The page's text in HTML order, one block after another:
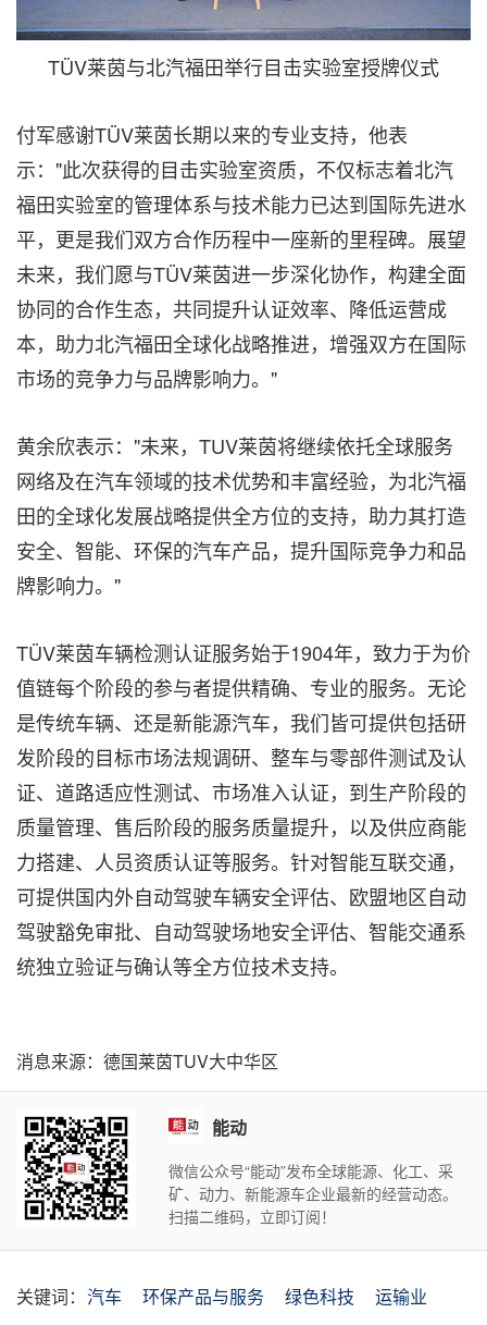
TÜV莱茵与北汽福田举行目击实验室授牌仪式
付军感谢TÜV莱茵长期以来的专业支持，他表
示："此次获得的目击实验室资质，不仅标志着北汽
福田实验室的管理体系与技术能力已达到国际先进水
平，更是我们双方合作历程中一座新的里程碑。展望
未来，我们愿与TÜV莱茵进一步深化协作，构建全面
协同的合作生态，共同提升认证效率、降低运营成
本，助力北汽福田全球化战略推进，增强双方在国际
市场的竞争力与品牌影响力。"
黄余欣表示："未来，TUV莱茵将继续依托全球服务
网络及在汽车领域的技术优势和丰富经验，为北汽福
田的全球化发展战略提供全方位的支持，助力其打造
安全、智能、环保的汽车产品，提升国际竞争力和品
牌影响力。"
TÜV莱茵车辆检测认证服务始于1904年，致力于为价
值链每个阶段的参与者提供精确、专业的服务。无论
是传统车辆、还是新能源汽车，我们皆可提供包括研
发阶段的目标市场法规调研、整车与零部件测试及认
证、道路适应性测试、市场准入认证，到生产阶段的
质量管理、售后阶段的服务质量提升，以及供应商能
力搭建、人员资质认证等服务。针对智能互联交通，
可提供国内外自动驾驶车辆安全评估、欧盟地区自动
驾驶豁免审批、自动驾驶场地安全评估、智能交通系
统独立验证与确认等全方位技术支持。
消息来源：德国莱茵TUV大中华区
能动
微信公众号“能动”发布全球能源、化工、采
矿、动力、新能源车企业最新的经营动态。
扫描二维码，立即订阅！
关键词： 汽车 环保产品与服务 绿色科技
运输业